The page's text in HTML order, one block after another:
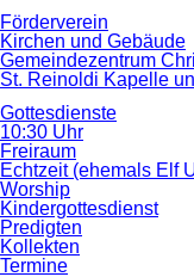
Förderverein
Kirchen und Gebäude
Gemeindezentrum
St. Reinoldi Kapelle
Gottesdienste
10:30 Uhr
Freiraum
Echtzeit (ehemals Elf
Worship
Kindergottesdienst
Predigten
Kollekten
Termine